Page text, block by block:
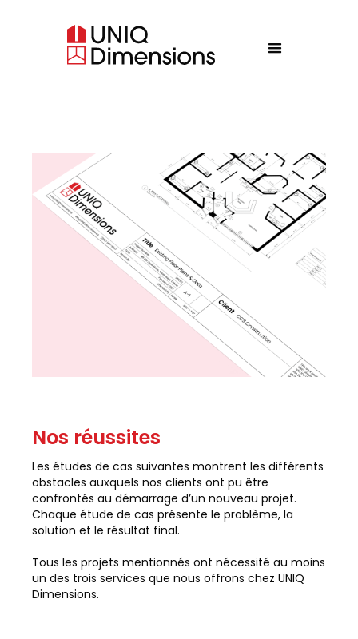
Nos réussites
Les études de cas suivantes montrent les différents
obstacles auxquels nos clients ont pu être
confrontés au démarrage d’un nouveau projet.
Chaque étude de cas présente le problème, la
solution et le résultat final.
Tous les projets mentionnés ont nécessité au moins
un des trois services que nous offrons chez UNIQ
Dimensions.